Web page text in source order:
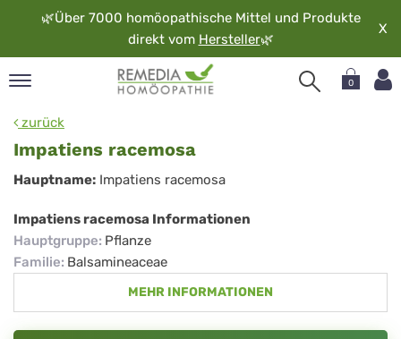
🌿Über 7000 homöopathische Mittel und Produkte
direkt vom Hersteller🌿
X
0
zurück
Impatiens racemosa
Impatiens
racemosa
Hauptname: Impatiens racemosa
Impatiens racemosa Informationen
Hauptgruppe: Pflanze
Familie: Balsamineaceae
MEHR INFORMATIONEN